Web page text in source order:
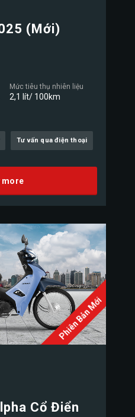
(Mới)
Mức tiêu thụ nhiên liệu
2,1 lít/ 100km
Tư vấn qua điện thoại
more
Phiên Bản Mới
Cổ Điển